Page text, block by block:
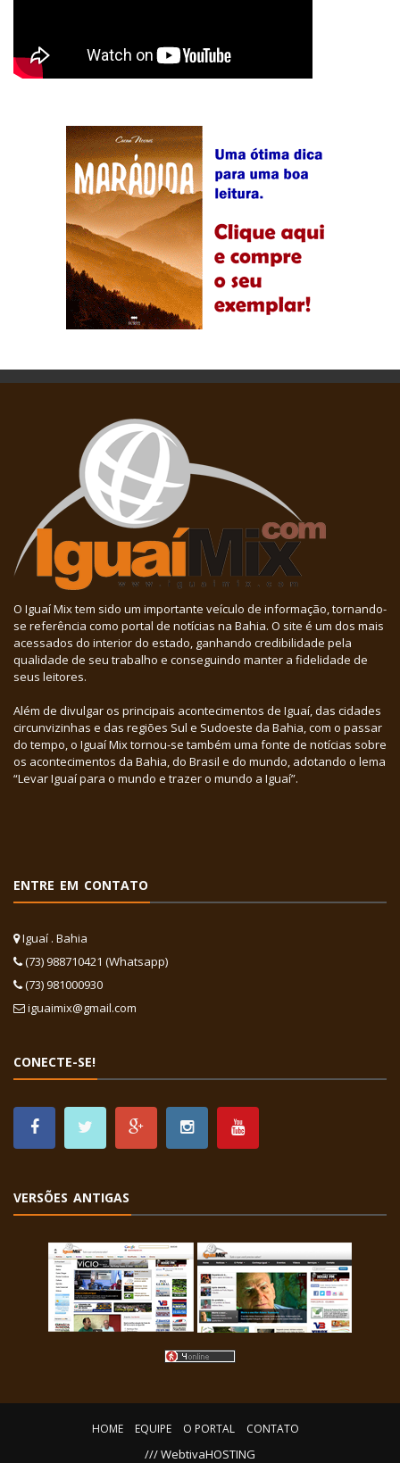
O Iguaí Mix tem sido um importante veículo de informação, tornando-
se referência como portal de notícias na Bahia. O site é um dos mais
acessados do interior do estado, ganhando credibilidade pela
qualidade de seu trabalho e conseguindo manter a fidelidade de
seus leitores.
Além de divulgar os principais acontecimentos de Iguaí, das cidades
circunvizinhas e das regiões Sul e Sudoeste da Bahia, com o passar
do tempo, o Iguaí Mix tornou-se também uma fonte de notícias sobre
os acontecimentos da Bahia, do Brasil e do mundo, adotando o lema
“Levar Iguaí para o mundo e trazer o mundo a Iguaí”.
ENTRE EM CONTATO
Iguaí . Bahia
(73) 988710421 (Whatsapp)
(73) 981000930
iguaimix@gmail.com
CONECTE-SE!
VERSÕES ANTIGAS
HOME EQUIPE O PORTAL CONTATO
/// WebtivaHOSTING